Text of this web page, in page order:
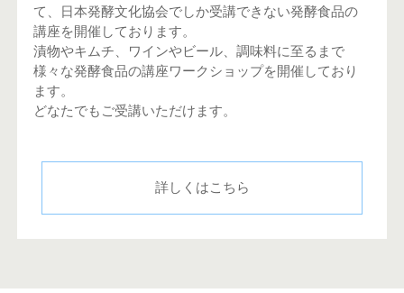
て、日本発酵文化協会でしか受講できない発酵食品の
講座を開催しております。
漬物やキムチ、ワインやビール、調味料に至るまで
様々な発酵食品の講座ワークショップを開催しており
ます。
どなたでもご受講いただけます。
詳しくはこちら